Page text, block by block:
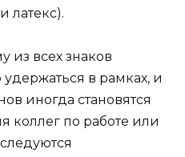
латекс).
из всех знаков
в рамках, и
иногда становятся
коллег по работе или